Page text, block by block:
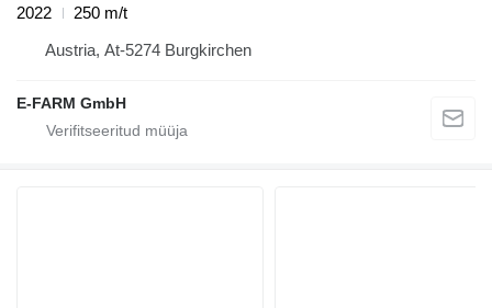
2022
250 m/t
Austria, At-5274 Burgkirchen
E-FARM GmbH